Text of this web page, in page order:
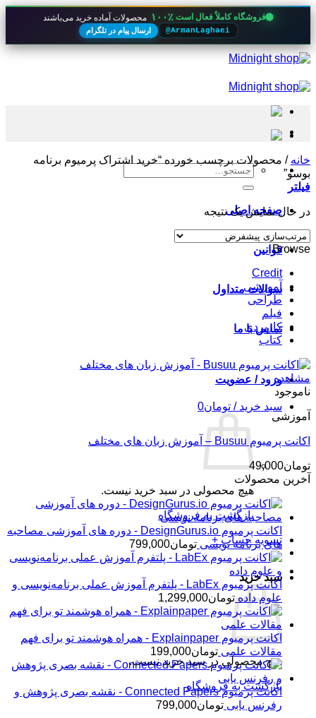
فروشگاه کاملاً فعال است ۱۰۰٪ محصولات آماده خرید می‌باشند
@ArmanLaghaei ارسال پیام در تلگرام
Skip
to
جستجو
صفحه اصلی
قوانین
سوالات متداول
تماس با ما
ورود / عضویت
سبد خرید / تومان0
هیچ محصولی در سبد خرید نیست.
بازگشت به فروشگاه
تسویه حساب +
سبد خرید
هیچ محصولی در سبد خرید نیست.
بازگشت به فروشگاه
خانه / محصولات برچسب خورده “خرید اشتراک پرمیوم برنامه
بوسو”
فیلتر
در حال نمایش یک نتیجه
Browse
Credit
آموزشی
طراحی
فیلم
کاربردی
کتاب
مشاهده
ناموجود
آموزشی
اکانت پرمیوم Busuu – آموزش زبان های مختلف
تومان49,000
آخرین محصولات
اکانت پرمیوم DesignGurus.io - دوره ‌های آموزشی مصاحبه
‌های برنامه نویسی تومان799,000
اکانت پرمیوم LabEx - پلتفرم آموزش عملی برنامه‌نویسی و
علوم داده تومان1,299,000
اکانت پرمیوم Explainpaper - همراه هوشمند تو برای فهم
مقالات علمی تومان199,000
اکانت پرمیوم Connected Papers - نقشه بصری پژوهش و
رفرنس یابی تومان799,000